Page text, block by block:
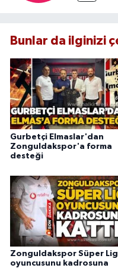
Bunlar da ilginizi
Gurbetçi Elmaslar'dan
Zonguldakspor'a forma
desteği
Zonguldakspor Süper Lig
oyuncusunu kadrosuna